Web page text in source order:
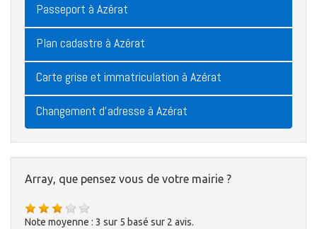
Passeport à Azérat
Plan cadastre à Azérat
Carte grise et immatriculation à Azérat
Changement d'adresse à Azérat
Array, que pensez vous de votre mairie ?
Note moyenne : 3 sur 5 basé sur 2 avis.